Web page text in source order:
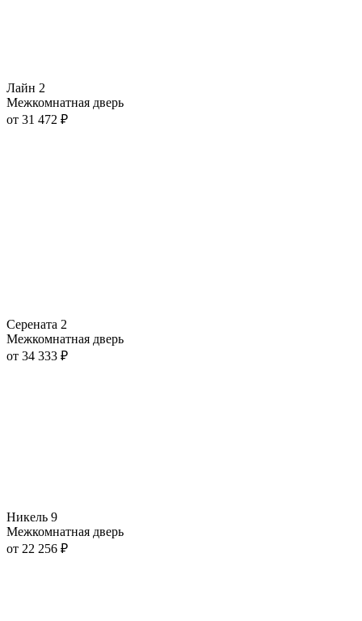
Лайн 2
Межкомнатная дверь
от 31 472 ₽
Серената 2
Межкомнатная дверь
от 34 333 ₽
Никель 9
Межкомнатная дверь
от 22 256 ₽